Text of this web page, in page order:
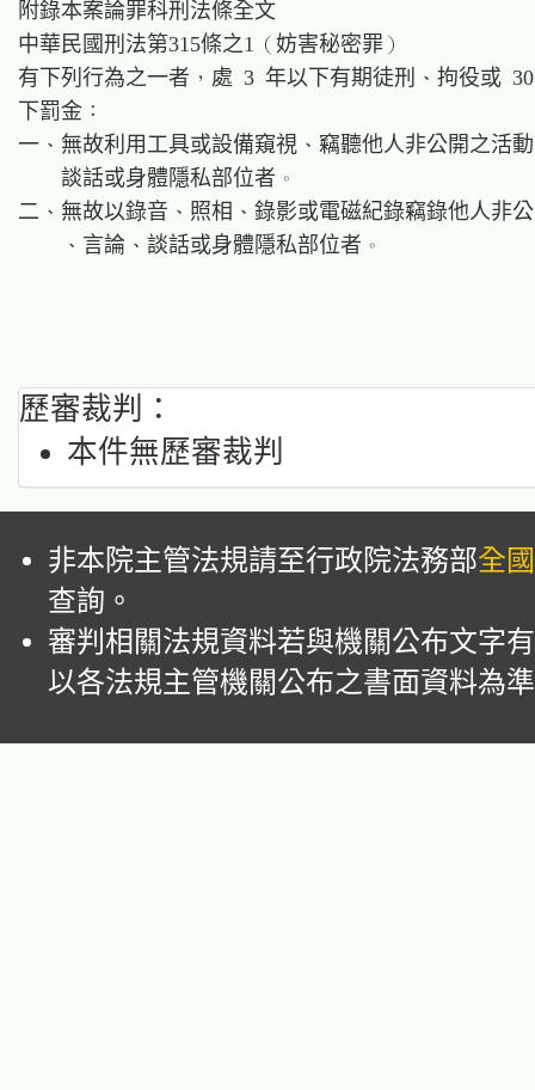
附錄本案論罪科刑法條全文
中華民國刑法第315條之1（妨害秘密罪）
有下列行為之一者，處 3 年以下有期徒刑、拘役或
下罰金：
一、無故利用工具或設備窺視、竊聽他人非公開之活
    談話或身體隱私部位者。
二、無故以錄音、照相、錄影或電磁紀錄竊錄他人非
歷審裁判：
本件無歷審裁判
非本院主管法規請至行政院法務部全
查詢。
審判相關法規資料若與機關公布文字
以各法規主管機關公布之書面資料為